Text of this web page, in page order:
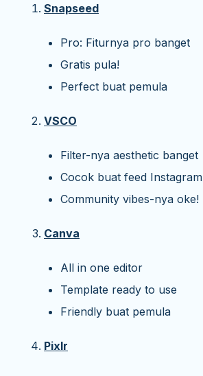
Snapseed
Pro: Fiturnya pro banget
Gratis pula!
Perfect buat pemula
VSCO
Filter-nya aesthetic banget
Cocok buat feed Instagram
Community vibes-nya oke!
Canva
All in one editor
Template ready to use
Friendly buat pemula
Pixlr